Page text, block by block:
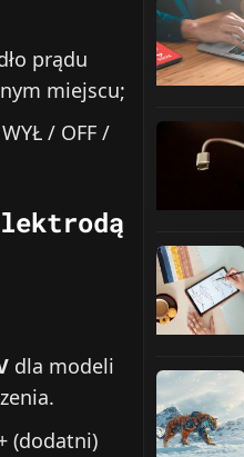
prądu
miejscu;
/ OFF /
dla modeli
(dodatni)